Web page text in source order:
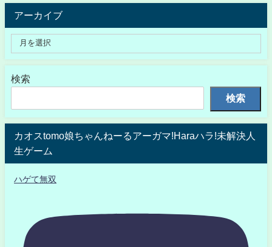
アーカイブ
検索
検索
カオスtomo娘ちゃんねーるアーガマ!Haraハラ!未解決人
生ゲーム
ハゲて無双